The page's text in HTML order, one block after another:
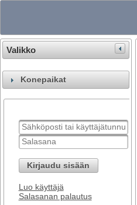
Valikko
Konepaikat
Kirjaudu sisään
Luo käyttäjä
Salasanan palautus